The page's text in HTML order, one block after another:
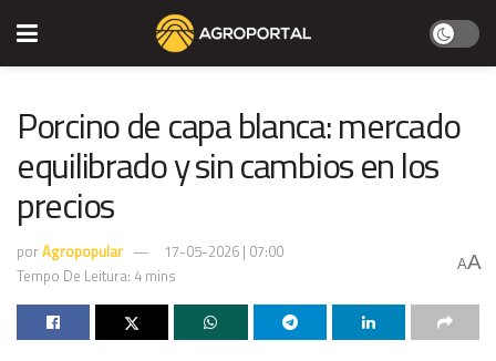
Porcino de capa blanca: mercado
equilibrado y sin cambios en los
precios
porAgropopular
17-05-2026 | 07:00
Tempo De Leitura: 4 mins
AA